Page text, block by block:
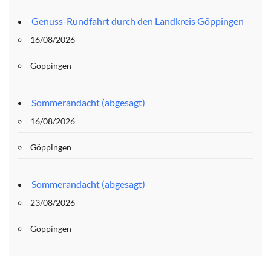
Genuss-Rundfahrt durch den Landkreis Göppingen
16/08/2026
Göppingen
Sommerandacht (abgesagt)
16/08/2026
Göppingen
Sommerandacht (abgesagt)
23/08/2026
Göppingen